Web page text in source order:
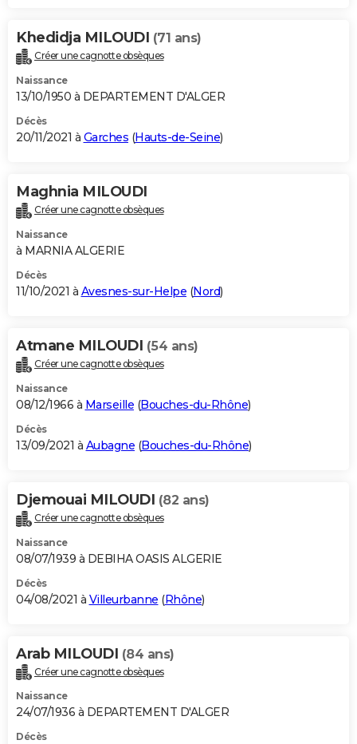
Khedidja MILOUDI (71 ans)
Créer une cagnotte obsèques
Naissance
13/10/1950 à DEPARTEMENT D'ALGER
Décès
20/11/2021 à Garches (Hauts-de-Seine)
Maghnia MILOUDI
Créer une cagnotte obsèques
Naissance
à MARNIA ALGERIE
Décès
11/10/2021 à Avesnes-sur-Helpe (Nord)
Atmane MILOUDI (54 ans)
Créer une cagnotte obsèques
Naissance
08/12/1966 à Marseille (Bouches-du-Rhône)
Décès
13/09/2021 à Aubagne (Bouches-du-Rhône)
Djemouai MILOUDI (82 ans)
Créer une cagnotte obsèques
Naissance
08/07/1939 à DEBIHA OASIS ALGERIE
Décès
04/08/2021 à Villeurbanne (Rhône)
Arab MILOUDI (84 ans)
Créer une cagnotte obsèques
Naissance
24/07/1936 à DEPARTEMENT D'ALGER
Décès